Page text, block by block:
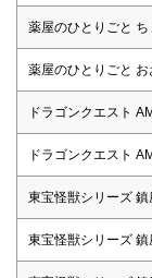
薬屋のひとりごと ち
薬屋のひとりごと
ドラゴンクエスト
ドラゴンクエスト
東宝怪獣シリーズ
東宝怪獣シリーズ